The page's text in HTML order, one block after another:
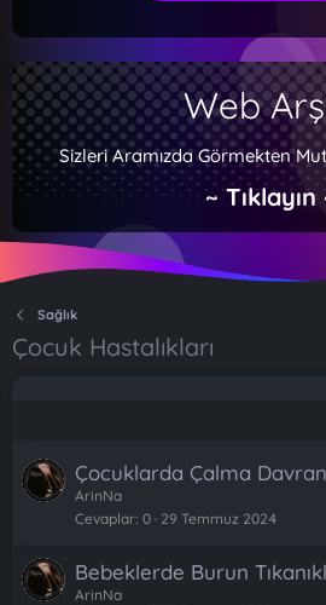
Web
Sizleri Aramızda Görmekten
~ Tıklayın
Sağlık
Çocuk Hastalıkları
Çocuklarda Çalma
ArinNa
Cevaplar 0 29 Temmuz 2024
Bebeklerde Burun
ArinNa